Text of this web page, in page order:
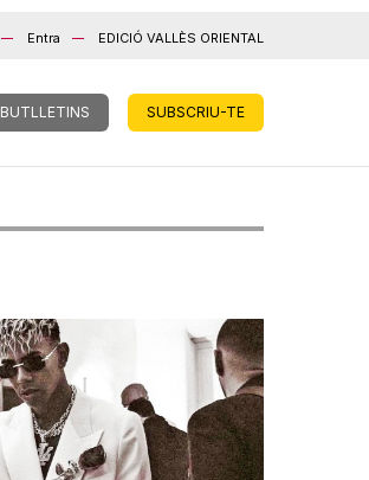
Entra EDICIÓ VALLÈS ORIENTAL
BUTLLETINS SUBSCRIU-TE